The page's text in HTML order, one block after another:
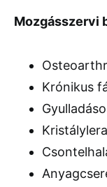
Mozgásszervi
Krónikus